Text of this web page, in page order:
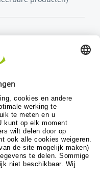
|Algemene
|Retour- en